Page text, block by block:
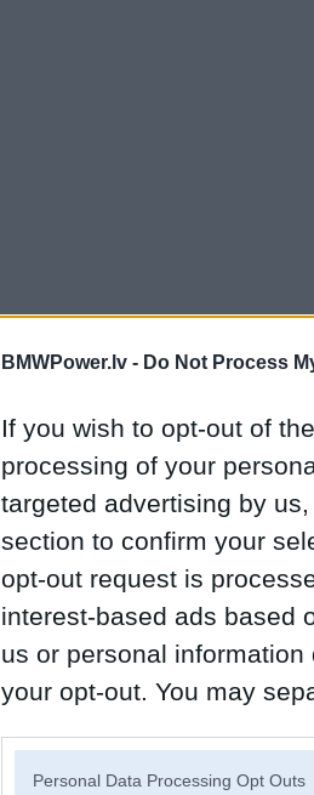
BMWPower.lv - Do Not Process
If you wish to opt-out of
processing of your
targeted advertising by
section to confirm your
opt-out request is
interest-based ads based
us or personal
your opt-out. You may
Personal Data Processing Opt Outs